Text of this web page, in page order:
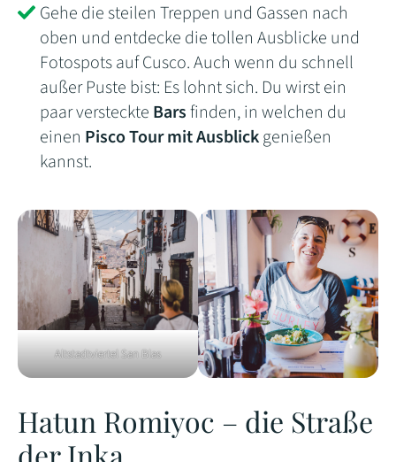
Gehe die steilen Treppen und Gassen nach
oben und entdecke die tollen Ausblicke und
Fotospots auf Cusco. Auch wenn du schnell
außer Puste bist: Es lohnt sich. Du wirst ein
paar versteckte Barsfinden, in welchen du
einen Pisco Tour mit Ausblickgenießen
kannst.
Altstadtviertel San Blas
Hatun Romiyoc – die Straße